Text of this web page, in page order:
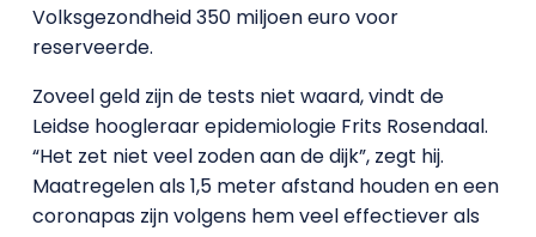
Volksgezondheid 350 miljoen euro voor
reserveerde.
Zoveel geld zijn de tests niet waard, vindt de
Leidse hoogleraar epidemiologie Frits Rosendaal.
“Het zet niet veel zoden aan de dijk”, zegt hij.
Maatregelen als 1,5 meter afstand houden en een
coronapas zijn volgens hem veel effectiever als